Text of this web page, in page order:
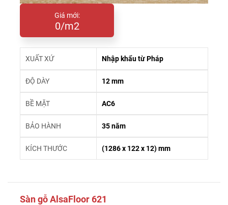
Giá mới:
0/m2
XUẤT XỨ Nhập khẩu từ Pháp
ĐỘ DÀY 12 mm
BỀ MẶT AC6
BẢO HÀNH 35 năm
KÍCH THƯỚC (1286 x 122 x 12) mm
Sàn gỗ AlsaFloor 621